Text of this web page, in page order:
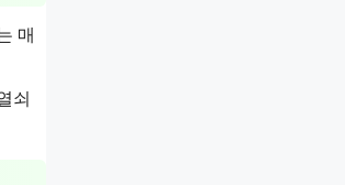
매
쇠